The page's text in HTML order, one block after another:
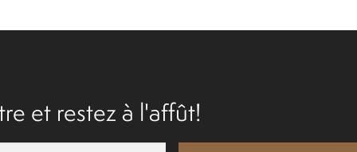
et restez à l'affût!